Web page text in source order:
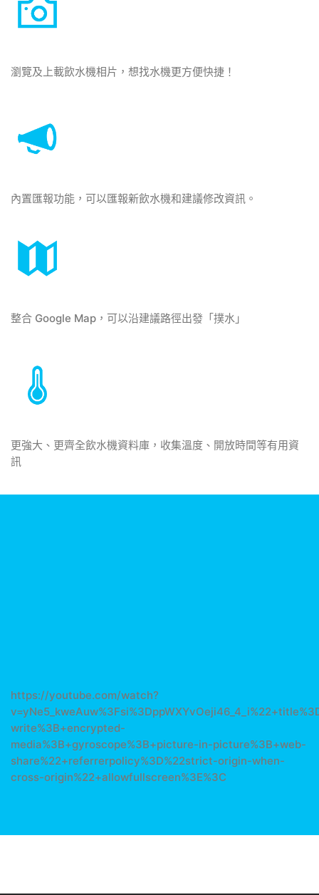
瀏覽及上載飲水機相片，想找水機更方便快捷！
內置匯報功能，可以匯報新飲水機和建議修改資訊。
整合 Google Map，可以沿建議路徑出發「撲水」
更強大、更齊全飲水機資料庫，收集溫度、開放時間等有用資
訊
https://youtube.com/watch?
write%3B+encrypted-
media%3B+gyroscope%3B+picture-in-picture%3B+web-
share%22+referrerpolicy%3D%22strict-origin-when-
cross-origin%22+allowfullscreen%3E%3C